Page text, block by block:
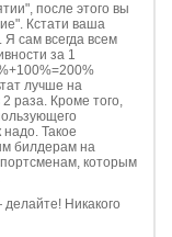
после этого вы
Кстати ваша
сам всегда всем
за 1
лучше на
раза. Кроме того,
Такое
билдерам на
которым
Никакого